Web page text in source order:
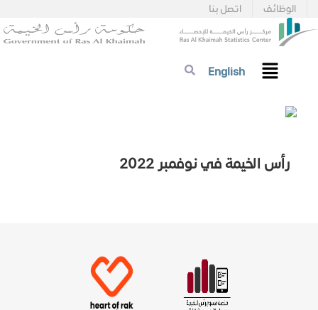
اتصل بنا الوظائف
English
رأس الخيمة في نوفمبر 2022